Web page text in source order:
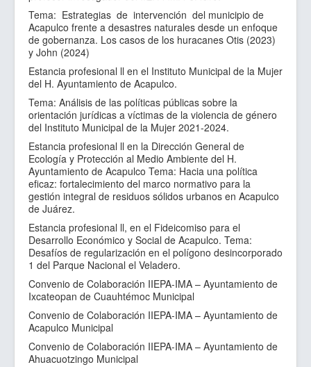
Tema: Estrategias de intervención del municipio de
Acapulco frente a desastres naturales desde un enfoque
de gobernanza. Los casos de los huracanes Otis (2023)
y John (2024)
Estancia profesional ll en el Instituto Municipal de la Mujer
del H. Ayuntamiento de Acapulco.
Tema: Análisis de las políticas públicas sobre la
orientación jurídicas a víctimas de la violencia de género
del Instituto Municipal de la Mujer 2021-2024.
Estancia profesional ll en la Dirección General de
Ecología y Protección al Medio Ambiente del H.
Ayuntamiento de Acapulco Tema: Hacia una política
eficaz: fortalecimiento del marco normativo para la
gestión integral de residuos sólidos urbanos en Acapulco
de Juárez.
Estancia profesional ll, en el Fideicomiso para el
Desarrollo Económico y Social de Acapulco. Tema:
Desafíos de regularización en el polígono desincorporado
1 del Parque Nacional el Veladero.
Convenio de Colaboración IIEPA-IMA – Ayuntamiento de
Ixcateopan de Cuauhtémoc Municipal
Convenio de Colaboración IIEPA-IMA – Ayuntamiento de
Acapulco Municipal
Convenio de Colaboración IIEPA-IMA – Ayuntamiento de
Ahuacuotzingo Municipal